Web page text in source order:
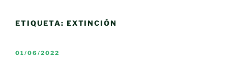
ETIQUETA: EXTINCIÓN
PUBLICADO
01/06/2022